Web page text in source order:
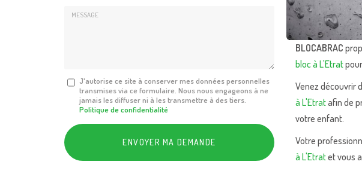
MessageJ'autorise ce site à conserver mes données personnelles
transmises via ce formulaire. Nous nous engageons à ne
jamais les diffuser ni à les transmettre à des tiers.
Politique de confidentialité
Acceptation
RGPD
ENVOYER MA DEMANDE
BLOCABRAC
bloc à L'Etrat
Venez découvrir
à L'Etratafin de
votre enfant.
Votre
à L'Etratet vous